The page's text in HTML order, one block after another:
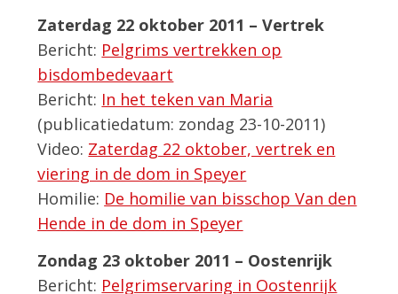
Zaterdag 22 oktober 2011 – Vertrek
Bericht: Pelgrims vertrekken op
bisdombedevaart
Bericht: In het teken van Maria
(publicatiedatum: zondag 23-10-2011)
Video: Zaterdag 22 oktober, vertrek en
viering in de dom in Speyer
Homilie: De homilie van bisschop Van den
Hende in de dom in Speyer
Zondag 23 oktober 2011 – Oostenrijk
Bericht: Pelgrimservaring in Oostenrijk